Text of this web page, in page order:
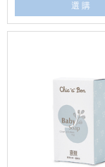
選 購